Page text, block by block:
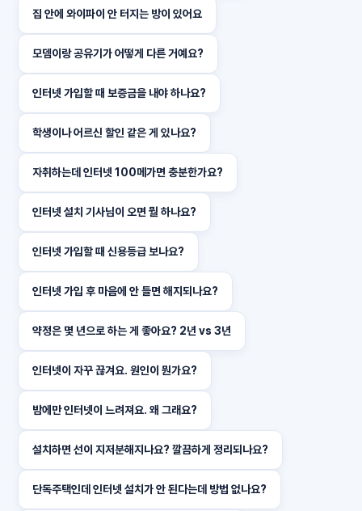
집 안에 와이파이 안 터지는 방이 있어요
모뎀이랑 공유기가 어떻게 다른 거예요?
인터넷 가입할 때 보증금을 내야 하나요?
학생이나 어르신 할인 같은 게 있나요?
자취하는데 인터넷 100메가면 충분한가요?
인터넷 설치 기사님이 오면 뭘 하나요?
인터넷 가입할 때 신용등급 보나요?
인터넷 가입 후 마음에 안 들면 해지되나요?
약정은 몇 년으로 하는 게 좋아요? 2년 vs 3년
인터넷이 자꾸 끊겨요. 원인이 뭔가요?
밤에만 인터넷이 느려져요. 왜 그래요?
설치하면 선이 지저분해지나요? 깔끔하게 정리되나요?
단독주택인데 인터넷 설치가 안 된다는데 방법 없나요?